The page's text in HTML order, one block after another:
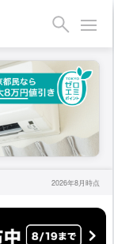
2026年8月時点